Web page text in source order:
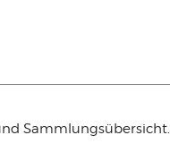
Sammlungsübersicht.